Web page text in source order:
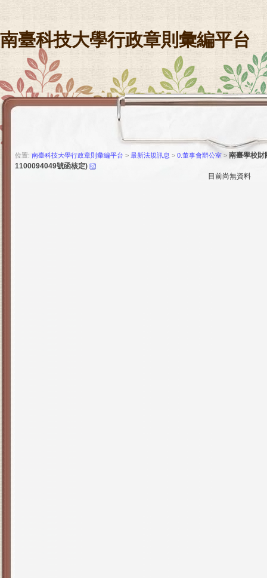
南臺科技大學行政章則彙編平台
位置: 南臺科技大學行政章則彙編平台 > 最新法規訊息 > 0.董事會辦公室 > 南臺學校財
1100094049號函核定)
目前尚無資料